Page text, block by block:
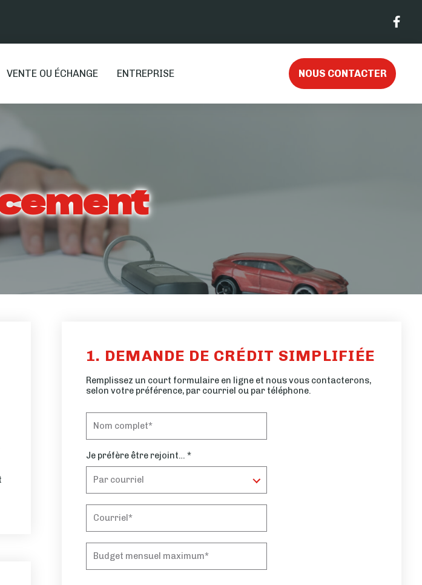
VENTE OU ÉCHANGE ENTREPRISE NOUS CONTACTER
1. DEMANDE DE CRÉDIT SIMPLIFIÉE
Remplissez un court formulaire en ligne et nous vous contacterons,
selon votre préférence, par courriel ou par téléphone.
Je préfère être rejoint… *